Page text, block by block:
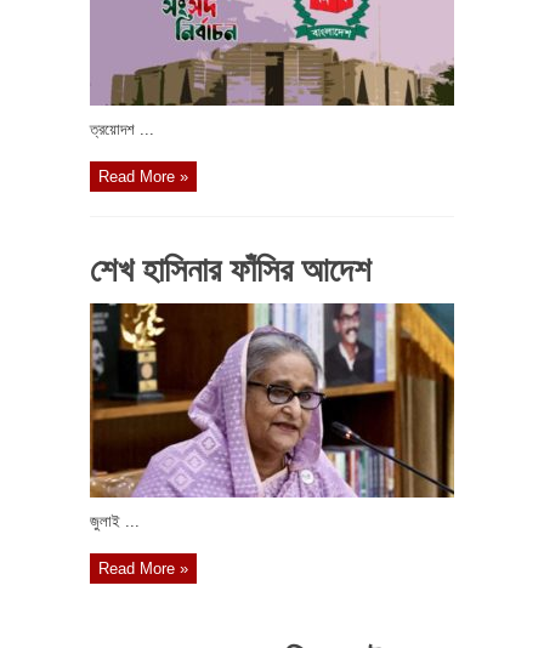
ত্রয়োদশ ...
Read More »
শেখ হাসিনার ফাঁসির আদেশ
জুলাই ...
Read More »